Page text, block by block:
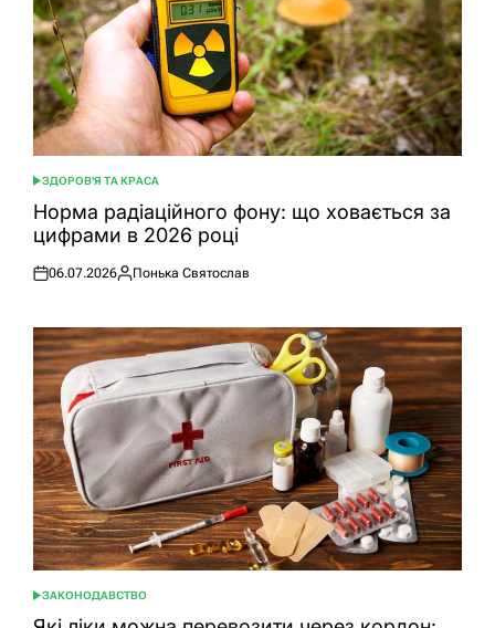
ОПУБЛІКУВАТИ
У
ЗДОРОВ'Я ТА КРАСА
Норма радіаційного фону: що ховається за
цифрами в 2026 році
Оприлюднено
06.07.2026
Опубліковано
Понька Святослав
ОПУБЛІКУВАТИ
У
ЗАКОНОДАВСТВО